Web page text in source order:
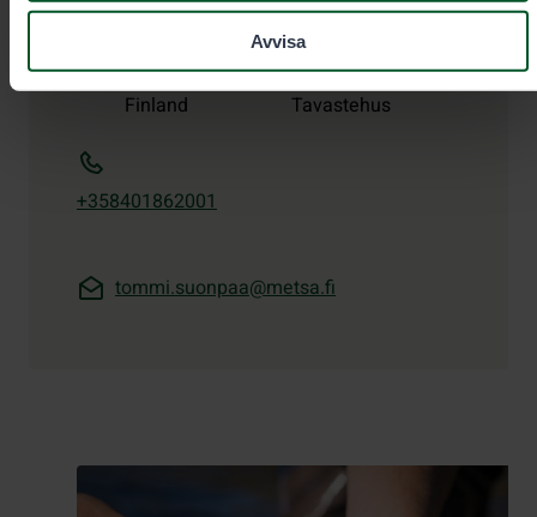
Avvisa
Tommi Suonpää
Område Södra
Finland
Anstalt
Tavastehus
+358401862001
tommi.suonpaa@metsa.fi